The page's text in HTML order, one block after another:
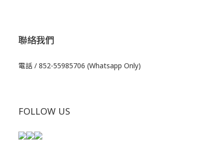
聯絡我們
電話 / 852-55985706 (Whatsapp Only)
FOLLOW US